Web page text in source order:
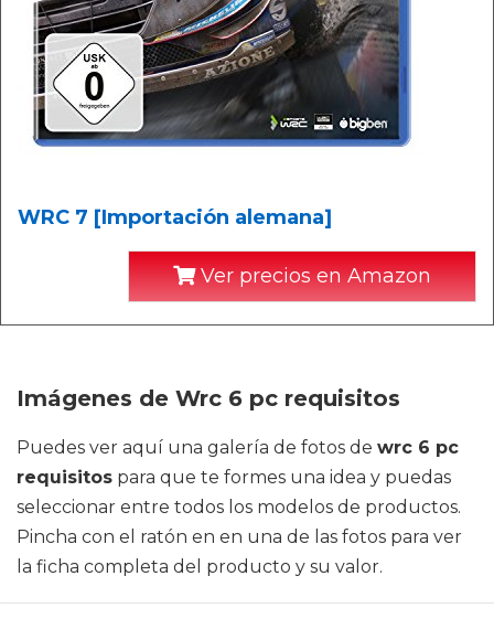
WRC 7 [Importación alemana]
Ver precios en Amazon
Imágenes de Wrc 6 pc requisitos
Puedes ver aquí una galería de fotos de wrc 6 pc
requisitos para que te formes una idea y puedas
seleccionar entre todos los modelos de productos.
Pincha con el ratón en en una de las fotos para ver
la ficha completa del producto y su valor.